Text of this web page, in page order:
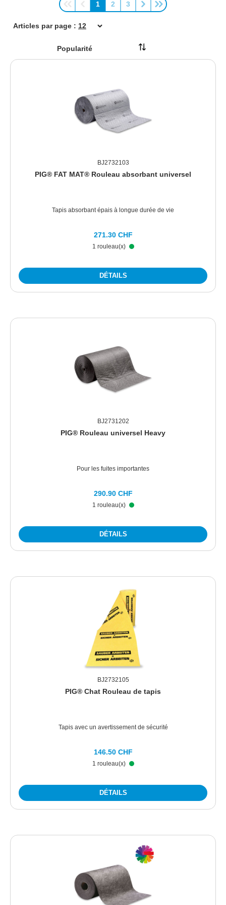
Page
1
Page
2
Page
3
Articles par page :
BJ2732103
PIG® FAT MAT® Rouleau absorbant universel
Tapis absorbant épais à longue durée de vie
1 rouleau(x)
271.30 CHF
DÉTAILS
BJ2731202
PIG® Rouleau universel Heavy
Pour les fuites importantes
1 rouleau(x)
290.90 CHF
DÉTAILS
BJ2732105
PIG® Chat Rouleau de tapis
Tapis avec un avertissement de sécurité
1 rouleau(x)
146.50 CHF
DÉTAILS